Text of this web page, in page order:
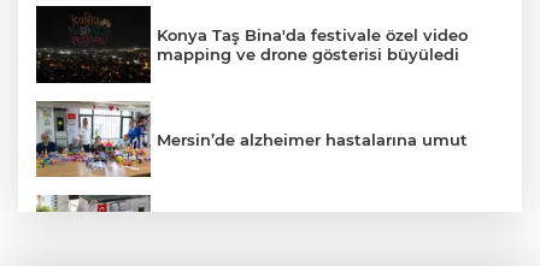
Konya Taş Bina'da festivale özel video
mapping ve drone gösterisi büyüledi
Mersin’de alzheimer hastalarına umut